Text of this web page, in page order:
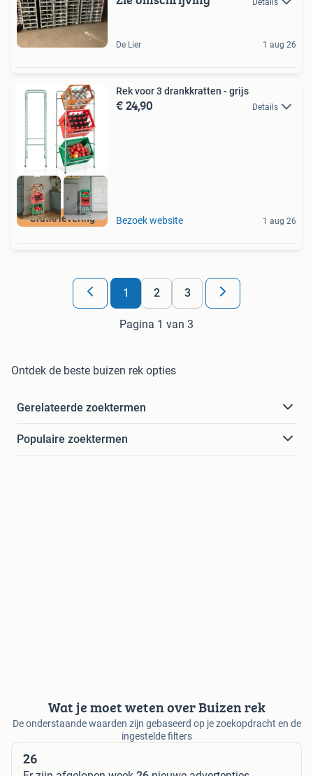
De Lier 1 aug 26
Gratis levering
Rek voor 3 drankkratten - grijs
€ 24,90 Details
Bezoek website 1 aug 26
1 2 3
Pagina 1 van 3
Ontdek de beste buizen rek opties
Gerelateerde zoektermen
Populaire zoektermen
Wat je moet weten over Buizen rek
De onderstaande waarden zijn gebaseerd op je zoekopdracht en de
ingestelde filters
26